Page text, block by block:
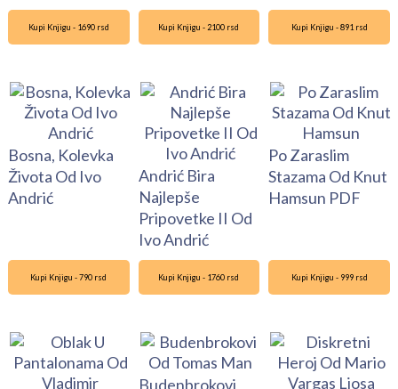
Kupi Knjigu - 1690 rsd
Bosna, Kolevka
Života Od Ivo
Andrić
Kupi Knjigu - 2100 rsd
Andrić Bira
Najlepše
Pripovetke II Od
Ivo Andrić
Kupi Knjigu - 891 rsd
Po Zaraslim
Stazama Od Knut
Hamsun PDF
Kupi Knjigu - 790 rsd Kupi Knjigu - 1760 rsd
Budenbrokovi
Kupi Knjigu - 999 rsd